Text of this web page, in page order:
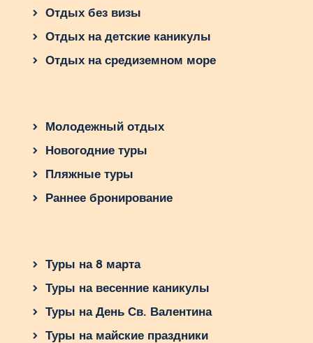
Отдых без визы
Отдых на детские каникулы
Отдых на средиземном море
Молодежный отдых
Новогодние туры
Пляжные туры
Раннее бронирование
Туры на 8 марта
Туры на весенние каникулы
Туры на День Св. Валентина
Туры на майские праздники